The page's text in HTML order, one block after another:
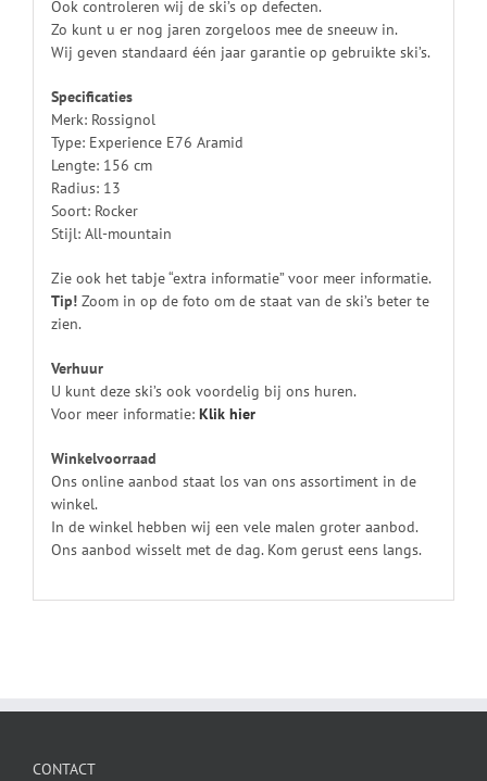
Ook controleren wij de ski’s op defecten.
Zo kunt u er nog jaren zorgeloos mee de sneeuw in.
Wij geven standaard één jaar garantie op gebruikte ski’s.
Specificaties
Merk: Rossignol
Type: Experience E76 Aramid
Lengte: 156 cm
Radius: 13
Soort: Rocker
Stijl: All-mountain
Zie ook het tabje “extra informatie” voor meer informatie.
Tip!Zoom in op de foto om de staat van de ski’s beter te
zien.
Verhuur
U kunt deze ski’s ook voordelig bij ons huren.
Voor meer informatie: Klik hier
Winkelvoorraad
Ons online aanbod staat los van ons assortiment in de
winkel.
In de winkel hebben wij een vele malen groter aanbod.
Ons aanbod wisselt met de dag. Kom gerust eens langs.
CONTACT